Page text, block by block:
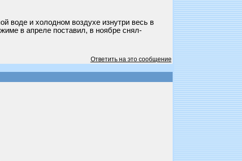
воде и холодном воздухе изнутри весь в
в апреле поставил, в ноябре снял-
Ответить на это сообщение